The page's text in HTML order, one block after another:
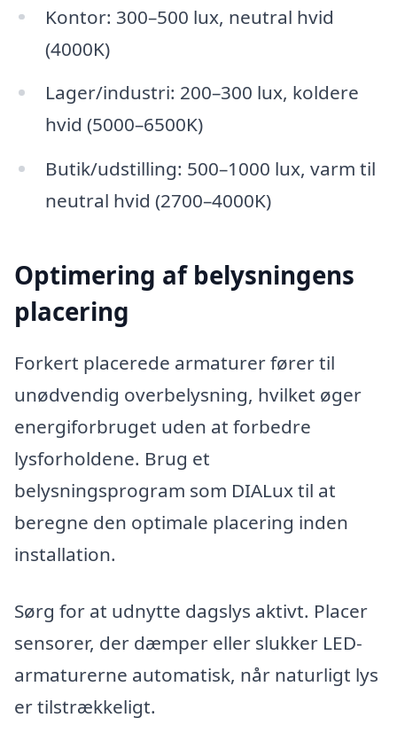
Kontor: 300–500 lux, neutral hvid
(4000K)
Lager/industri: 200–300 lux, koldere
hvid (5000–6500K)
Butik/udstilling: 500–1000 lux, varm til
neutral hvid (2700–4000K)
Optimering af belysningens
placering
Forkert placerede armaturer fører til
unødvendig overbelysning, hvilket øger
energiforbruget uden at forbedre
lysforholdene. Brug et
belysningsprogram som DIALux til at
beregne den optimale placering inden
installation.
Sørg for at udnytte dagslys aktivt. Placer
sensorer, der dæmper eller slukker LED-
armaturerne automatisk, når naturligt lys
er tilstrækkeligt.